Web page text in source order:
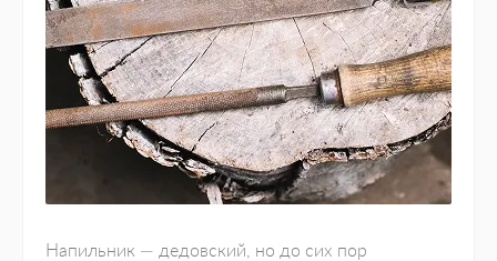
Напильник — дедовский, но до сих пор